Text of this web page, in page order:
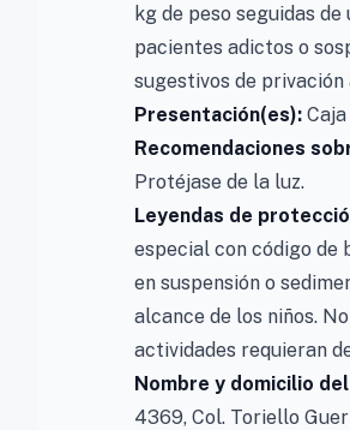
kg de peso seguidas
pacientes adictos o
sugestivos de privación
Presentación(es):
Recomendaciones
Protéjase de la luz.
Leyendas de
especial con código de
en suspensión o
alcance de los niños.
actividades requieran
Nombre y domicilio
4369, Col. Toriello